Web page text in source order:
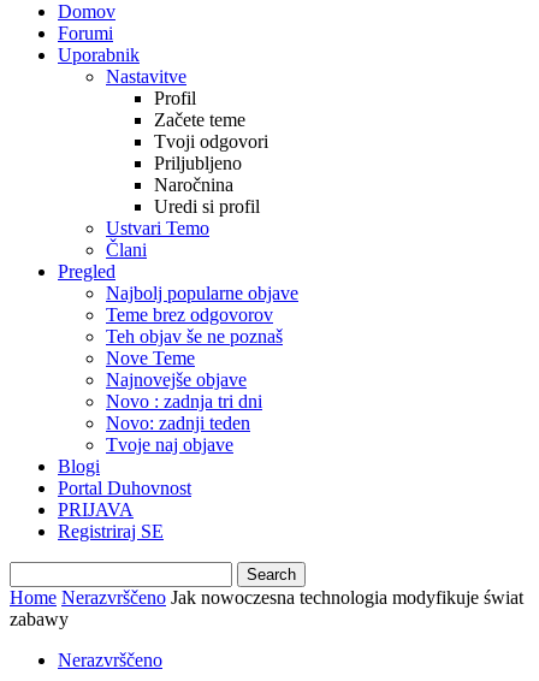
Domov
Forumi
Uporabnik
Nastavitve
Profil
Začete teme
Tvoji odgovori
Priljubljeno
Naročnina
Uredi si profil
Ustvari Temo
Člani
Pregled
Najbolj popularne objave
Teme brez odgovorov
Teh objav še ne poznaš
Nove Teme
Najnovejše objave
Novo : zadnja tri dni
Novo: zadnji teden
Tvoje naj objave
Blogi
Portal Duhovnost
PRIJAVA
Registriraj SE
Home Nerazvrščeno Jak nowoczesna technologia modyfikuje świat
zabawy
Nerazvrščeno